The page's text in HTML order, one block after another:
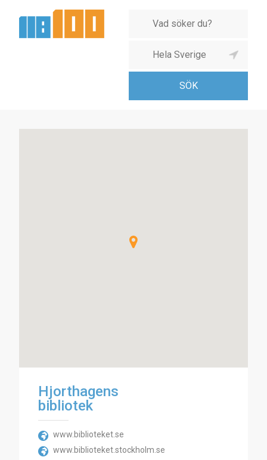
Hjorthagens
bibliotek
www.biblioteket.se
www.biblioteket.stockholm.se